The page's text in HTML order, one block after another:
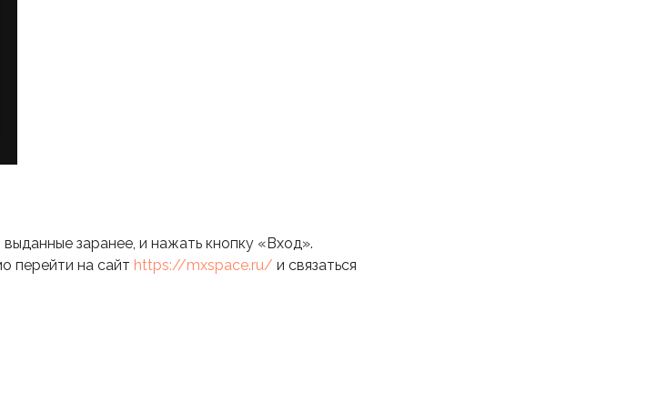
заранее, и нажать кнопку «Вход».
перейти на сайт https://mxspace.ru/ и связаться